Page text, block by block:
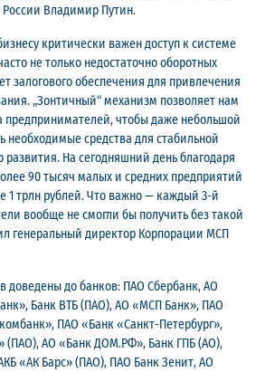
Владимир Путин.
критически важен доступ к системе
не только недостаточно оборотных
залогового обеспечения для привлечения
„Зонтичный“ механизм позволяет нам
предпринимателей, чтобы даже небольшой
необходимые средства для стабильной
На сегодняшний день благодаря
90 тысяч малых и средних предприятий
1 трлн рублей. Что важно — каждый 3-й
вообще не смогли бы получить без такой
генеральный директор Корпорации МСП
доведены до банков: ПАО Сбербанк, АО
Банк ВТБ (ПАО), АО «МСП Банк», ПАО
ПАО «Банк «Санкт-Петербург»,
(ПАО), АО «Банк ДОМ.РФ», Банк ГПБ (АО),
«АК Барс» (ПАО), ПАО Банк Зенит, АО